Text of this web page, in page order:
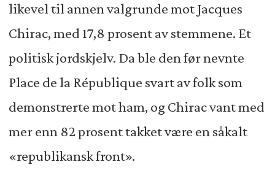
likevel til annen valgrunde mot Jacques
Chirac, med 17,8 prosent av stemmene. Et
politisk jordskjelv. Da ble den før nevnte
Place de la République svart av folk som
demonstrerte mot ham, og Chirac vant med
mer enn 82 prosent takket være en såkalt
«republikansk front».